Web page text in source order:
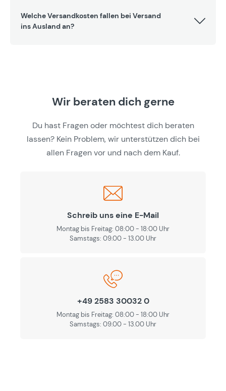
Welche Versandkosten fallen bei Versand
ins Ausland an?
Wir beraten dich gerne
Du hast Fragen oder möchtest dich beraten
lassen? Kein Problem, wir unterstützen dich bei
allen Fragen vor und nach dem Kauf.
Schreib uns eine E-Mail
Montag bis Freitag: 08:00 - 18:00 Uhr
Samstags: 09.00 - 13.00 Uhr
+49 2583 30032 0
Montag bis Freitag: 08:00 - 18:00 Uhr
Samstags: 09.00 - 13.00 Uhr